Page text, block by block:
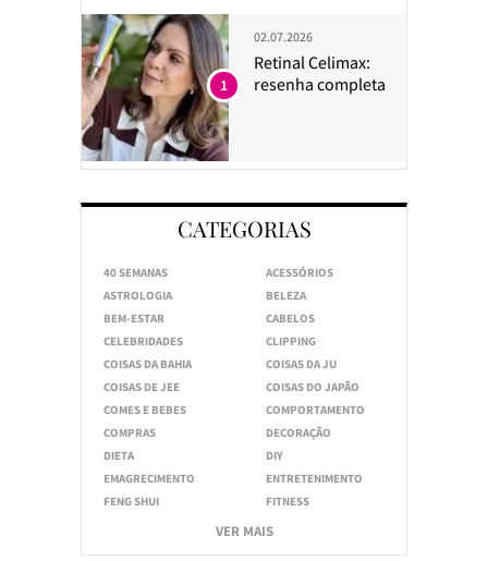
02.07.2026
Retinal Celimax:
resenha completa
1
CATEGORIAS
40 SEMANAS
ACESSÓRIOS
ASTROLOGIA
BELEZA
BEM-ESTAR
CABELOS
CELEBRIDADES
CLIPPING
COISAS DA BAHIA
COISAS DA JU
COISAS DE JEE
COISAS DO JAPÃO
COMES E BEBES
COMPORTAMENTO
COMPRAS
DECORAÇÃO
DIETA
DIY
EMAGRECIMENTO
ENTRETENIMENTO
FENG SHUI
FITNESS
VER MAIS